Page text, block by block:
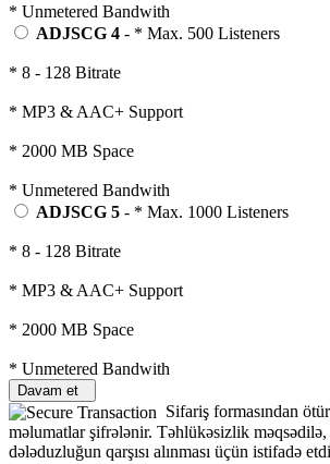
* Unmetered Bandwith
ADJSCG 4 - * Max. 500 Listeners
* 8 - 128 Bitrate
* MP3 & AAC+ Support
* 2000 MB Space
* Unmetered Bandwith
ADJSCG 5 - * Max. 1000 Listeners
* 8 - 128 Bitrate
* MP3 & AAC+ Support
* 2000 MB Space
* Unmetered Bandwith
Davam et
Sifariş formasından
məlumatlar şifrələnir. Təhlükəsizlik məqsədilə,
dələduzluğun qarşısı alınması üçün istifadə